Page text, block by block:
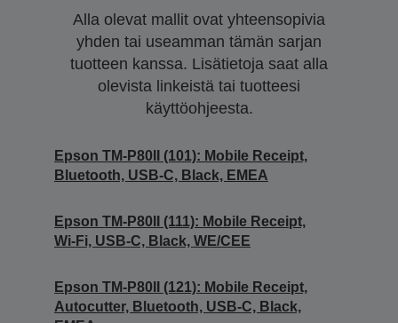
Alla olevat mallit ovat yhteensopivia
yhden tai useamman tämän sarjan
tuotteen kanssa. Lisätietoja saat alla
olevista linkeistä tai tuotteesi
käyttöohjeesta.
Epson TM-P80II (101): Mobile Receipt,
Bluetooth, USB-C, Black, EMEA
Epson TM-P80II (111): Mobile Receipt,
Wi-Fi, USB-C, Black, WE/CEE
Epson TM-P80II (121): Mobile Receipt,
Autocutter, Bluetooth, USB-C, Black,